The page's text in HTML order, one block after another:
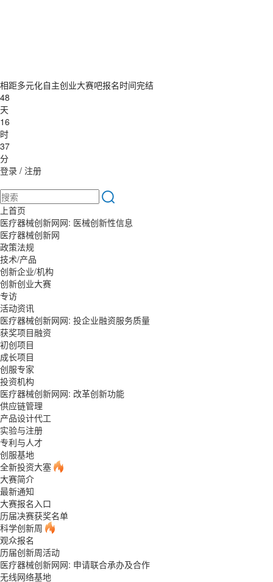
相距多元化自主创业大赛吧报名时间完结
48
天
16
时
37
分
登录 / 注册
上首页
医疗器械创新网网: 医械创新性信息
医疗器械创新网
政策法规
技术/产品
创新企业/机构
创新创业大赛
专访
活动资讯
医疗器械创新网网: 投企业融资服务质量
获奖项目融资
初创项目
成长项目
创服专家
投资机构
医疗器械创新网网: 改革创新功能
供应链管理
产品设计代工
实验与注册
专利与人才
创服基地
全新投资大塞
大赛简介
最新通知
大赛报名入口
历届决赛获奖名单
科学创新周
观众报名
历届创新周活动
医疗器械创新网网: 申请联合承办及合作
无线网络基地